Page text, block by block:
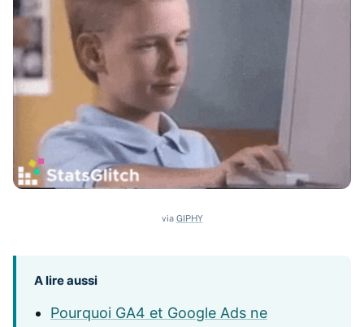
via GIPHY
A lire aussi
Pourquoi GA4 et Google Ads ne